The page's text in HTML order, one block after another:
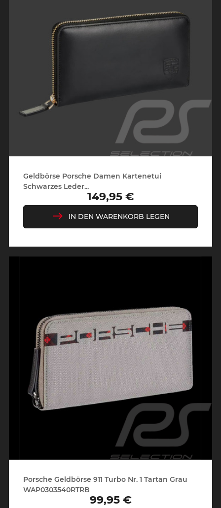
Geldbörse Porsche Damen Kartenetui
Schwarzes Leder...
Preis
149,95 €
IN DEN WARENKORB LEGEN
Porsche Geldbörse 911 Turbo Nr. 1 Tartan Grau
WAP0303540RTRB
Preis
99,95 €